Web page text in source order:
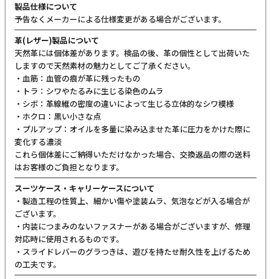
製品仕様について
予告なくメーカーによる仕様変更がある場合がございます。
革(レザー)製品について
天然革には個体差があります。検品の後、革の個性として出荷いた
しますので天然素材の魅力としてご了承ください。
・血筋：血管の痕が革に残ったもの
・トラ：シワやたるみに生じる染色のムラ
・シボ：革線維の密度の違いによって生じる立体的なシワ模様
・ホクロ：黒い小さな点
・プルアップ：オイルを多量に染み込ませた革に圧力をかけた際に
変化する濃淡
これら個体差にご納得いただけなかった場合、交換返品の際の送料
はお客様のご負担となります。
スーツケース・キャリーケースについて
・製造工程の性質上、細かい傷や塗装ムラ、気泡などが入る場合が
ございます。
・内装につまみのないファスナーがある場合がございますが、修理
対応時に使用されるものです。
・スライドレバーのグラつきは、遊びを持たせ耐久性を上げるため
の工夫です。